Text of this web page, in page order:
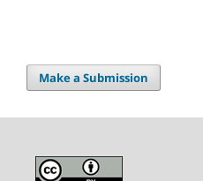
Make a Submission